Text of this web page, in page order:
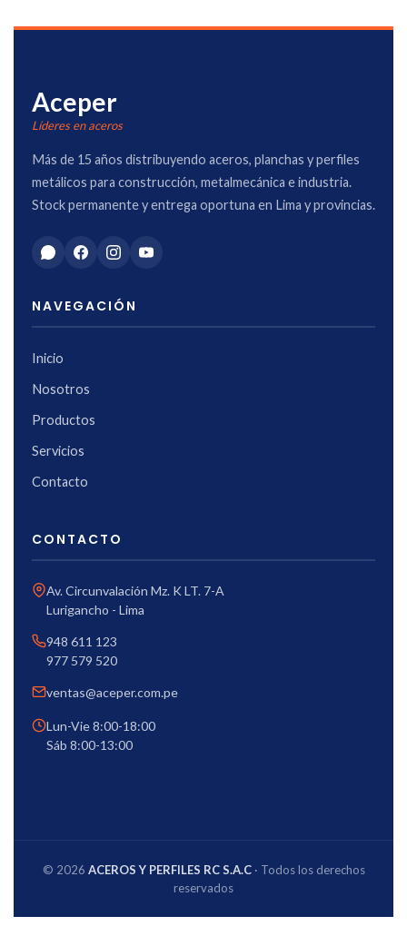
Aceper
Líderes en aceros
Más de 15 años distribuyendo aceros, planchas y perfiles
metálicos para construcción, metalmecánica e industria.
Stock permanente y entrega oportuna en Lima y provincias.
NAVEGACIÓN
Inicio
Nosotros
Productos
Servicios
Contacto
CONTACTO
Av. Circunvalación Mz. K LT. 7-A
Lurigancho - Lima
948 611 123
977 579 520
ventas@aceper.com.pe
Lun-Vie 8:00-18:00
Sáb 8:00-13:00
© 2026 ACEROS Y PERFILES RC S.A.C· Todos los derechos
reservados